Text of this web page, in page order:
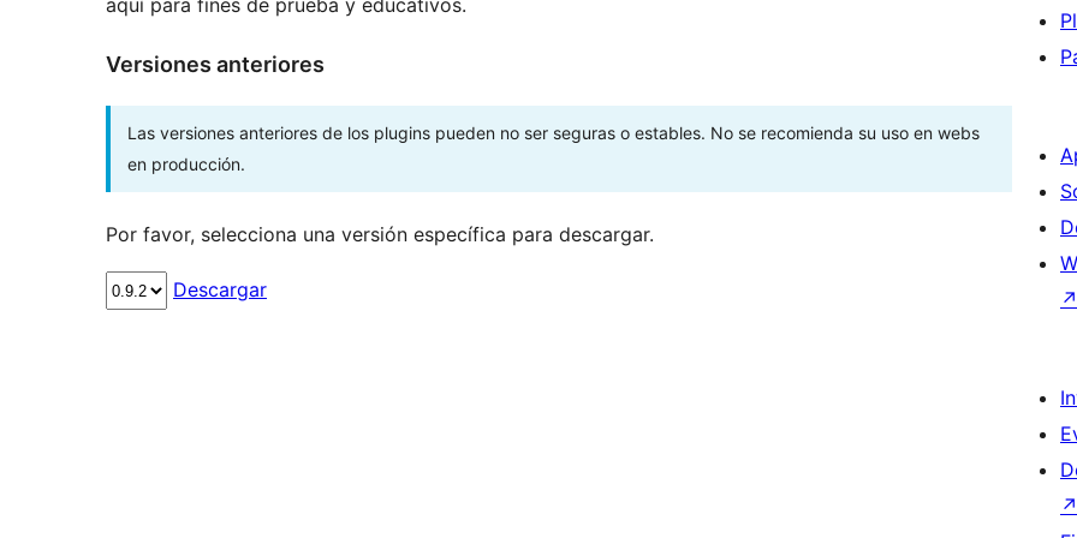
Versiones anteriores
Las versiones anteriores de los plugins pueden no ser seguras o estables. No se recomienda su uso en webs
en producción.
Por favor, selecciona una versión específica para descargar.
Descargar
↗
↗